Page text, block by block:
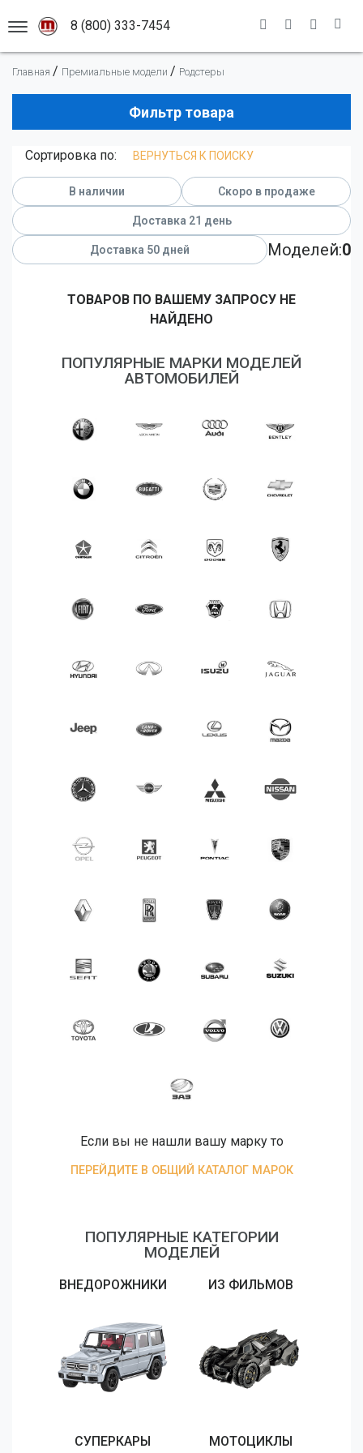
8 (800) 333-7454
Главная / Премиальные модели / Родстеры
Фильтр товара
Сортировка по: ВЕРНУТЬСЯ К ПОИСКУ
В наличии Скоро в продаже
Доставка 21 день
Доставка 50 дней Моделей:0
ТОВАРОВ ПО ВАШЕМУ ЗАПРОСУ НЕ
НАЙДЕНО
ПОПУЛЯРНЫЕ МАРКИ МОДЕЛЕЙ
АВТОМОБИЛЕЙ
Если вы не нашли вашу марку то
ПЕРЕЙДИТЕ В ОБЩИЙ КАТАЛОГ МАРОК
ПОПУЛЯРНЫЕ КАТЕГОРИИ
МОДЕЛЕЙ
ВНЕДОРОЖНИКИ ИЗ ФИЛЬМОВ
СУПЕРКАРЫ МОТОЦИКЛЫ
МОДЕЛЕЙ
Каталог моделей
Премиальные модели
Легковые автомобили
Гоночные автомобили
Грузовые автомобили
Военная техника
Аксессуары
1:12
Адрес магазина
Информация
Правила